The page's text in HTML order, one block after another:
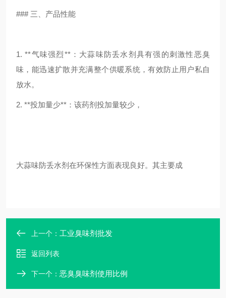
### 三、产品性能
1. **气味强烈**：大蒜味防丢水剂具有强的刺激性恶臭
味，能迅速扩散并充满整个供暖系统，有效防止用户私自
放水。
2. **投加量少**：该药剂投加量较少，
大蒜味防丢水剂在环保性方面表现良好。其主要成
上一个： 工业臭味剂批发
返回列表
下一个： 恶臭臭味剂使用比例